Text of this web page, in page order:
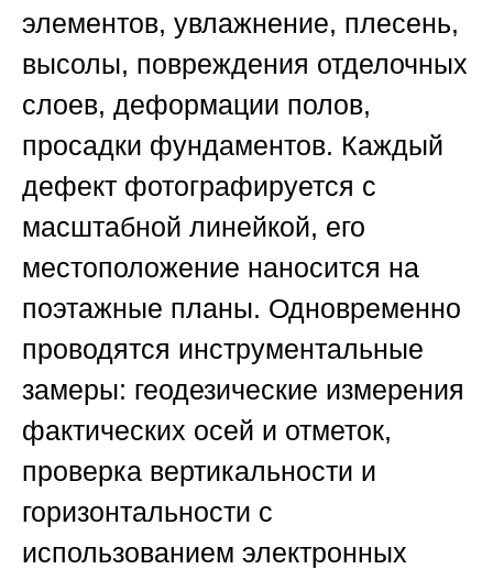
элементов, увлажнение, плесень,
высолы, повреждения отделочных
слоев, деформации полов,
просадки фундаментов. Каждый
дефект фотографируется с
масштабной линейкой, его
местоположение наносится на
поэтажные планы. Одновременно
проводятся инструментальные
замеры: геодезические измерения
фактических осей и отметок,
проверка вертикальности и
горизонтальности с
использованием электронных